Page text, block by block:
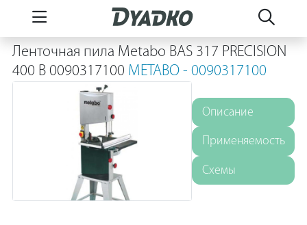
Ленточная пила Metabo BAS 317 PRECISION
400 В 0090317100 METABO - 0090317100
Описание
Применяемость
Схемы